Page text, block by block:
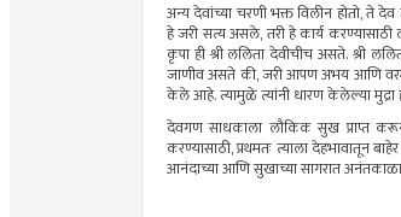
अन्य देवांच्या चरणी भक्त विलीन होतो, ते
हे जरी सत्य असले, तरी हे कार्य करण्यासाठी
कृपा ही श्री ललिता देवीचीच असते. श्री
जाणीव असते की, जरी आपण अभय आणि
केले आहे. त्यामुळे त्यांनी धारण केलेल्या मुद्रा
देवगण साधकाला लौकिक सुख प्राप्त
करण्यासाठी,प्रथमतःत्याला देहभावातून
आनंदाच्या आणि सुखाच्या सागरात